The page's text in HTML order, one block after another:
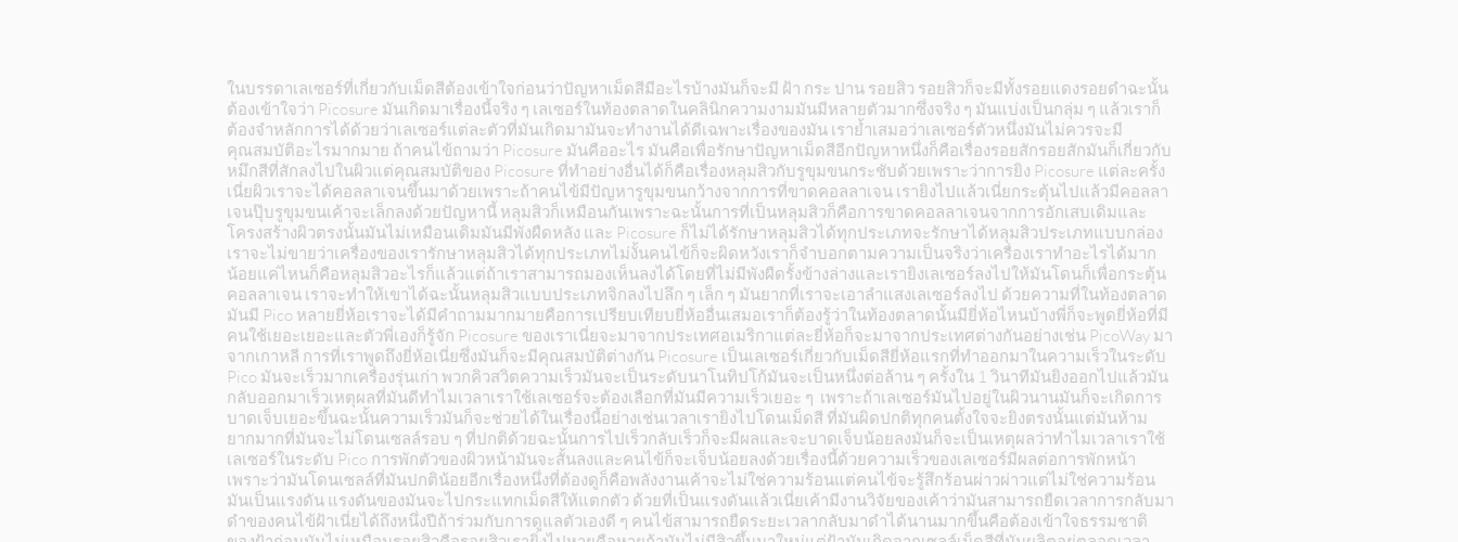
ในบรรดาเลเซอร์ที่เกี่ยวกับเม็ดสีต้องเข้าใจก่อนว่าปัญหาเม็ดสีมีอะไรบ้างมันก็จะมี ฝ้า กระ ปาน รอยสิว รอยสิวก็จะมีทั้งรอยแดงรอยดำฉะนั้น
ต้องเข้าใจว่า Picosure มันเกิดมาเรื่องนี้จริง ๆ เลเซอร์ในท้องตลาดในคลินิกความงามมันมีหลายตัวมากซึ่งจริง ๆ มันแบ่งเป็นกลุ่ม ๆ แล้วเราก็
ต้องจำหลักการได้ด้วยว่าเลเซอร์แต่ละตัวที่มันเกิดมามันจะทำงานได้ดีเฉพาะเรื่องของมัน เราย้ำเสมอว่าเลเซอร์ตัวหนึ่งมันไม่ควรจะมี
คุณสมบัติอะไรมากมาย ถ้าคนไข้ถามว่า Picosure มันคืออะไร มันคือเพื่อรักษาปัญหาเม็ดสีอีกปัญหาหนึ่งก็คือเรื่องรอยสักรอยสักมันก็เกี่ยวกับ
หมึกสีที่สักลงไปในผิวแต่คุณสมบัติของ Picosure ที่ทำอย่างอื่นได้ก็คือเรื่องหลุมสิวกับรูขุมขนกระชับด้วยเพราะว่าการยิง Picosure แต่ละครั้ง
เนี่ยผิวเราจะได้คอลลาเจนขึ้นมาด้วยเพราะถ้าคนไข้มีปัญหารูขุมขนกว้างจากการที่ขาดคอลลาเจน เรายิงไปแล้วเนี่ยกระตุ้นไปแล้วมีคอลลา
เจนปุ๊บรูขุมขนเค้าจะเล็กลงด้วยปัญหานี้ หลุมสิวก็เหมือนกันเพราะฉะนั้นการที่เป็นหลุมสิวก็คือการขาดคอลลาเจนจากการอักเสบเดิมและ
โครงสร้างผิวตรงนั้นมันไม่เหมือนเดิมมันมีพังผืดหลัง และ Picosure ก็ไม่ได้รักษาหลุมสิวได้ทุกประเภทจะรักษาได้หลุมสิวประเภทแบบกล่อง
เราจะไม่ขายว่าเครื่องของเรารักษาหลุมสิวได้ทุกประเภทไม่งั้นคนไข้ก็จะผิดหวังเราก็จำบอกตามความเป็นจริงว่าเครื่องเราทำอะไรได้มาก
น้อยแค่ไหนก็คือหลุมสิวอะไรก็แล้วแต่ถ้าเราสามารถมองเห็นลงได้โดยที่ไม่มีพังผืดรั้งข้างล่างและเรายิงเลเซอร์ลงไปให้มันโดนก็เพื่อกระตุ้น
คอลลาเจน เราจะทำให้เขาได้ฉะนั้นหลุมสิวแบบประเภทจิกลงไปลึก ๆ เล็ก ๆ มันยากที่เราจะเอาลำแสงเลเซอร์ลงไป ด้วยความที่ในท้องตลาด
มันมี Pico หลายยี่ห้อเราจะได้มีคำถามมากมายคือการเปรียบเทียบยี่ห้ออื่นเสมอเราก็ต้องรู้ว่าในท้องตลาดนั้นมียี่ห้อไหนบ้างพี่ก็จะพูดยี่ห้อที่มี
คนใช้เยอะเยอะและตัวพี่เองก็รู้จัก Picosure ของเราเนี่ยจะมาจากประเทศอเมริกาแต่ละยี่ห้อก็จะมาจากประเทศต่างกันอย่างเช่น PicoWay มา
จากเกาหลี การที่เราพูดถึงยี่ห้อเนี่ยซึ่งมันก็จะมีคุณสมบัติต่างกัน Picosure เป็นเลเซอร์เกี่ยวกับเม็ดสียี่ห้อแรกที่ทำออกมาในความเร็วในระดับ
Pico มันจะเร็วมากเครื่องรุ่นเก่า พวกคิวสวิตความเร็วมันจะเป็นระดับนาโนทิปโก้มันจะเป็นหนึ่งต่อล้าน ๆ ครั้งใน 1 วินาทีมันยิงออกไปแล้วมัน
กลับออกมาเร็วเหตุผลที่มันดีทำไมเวลาเราใช้เลเซอร์จะต้องเลือกที่มันมีความเร็วเยอะ ๆ เพราะถ้าเลเซอร์มันไปอยู่ในผิวนานมันก็จะเกิดการ
บาดเจ็บเยอะขึ้นฉะนั้นความเร็วมันก็จะช่วยได้ในเรื่องนี้อย่างเช่นเวลาเรายิงไปโดนเม็ดสี ที่มันผิดปกติทุกคนตั้งใจจะยิงตรงนั้นแต่มันห้าม
ยากมากที่มันจะไม่โดนเซลล์รอบ ๆ ที่ปกติด้วยฉะนั้นการไปเร็วกลับเร็วก็จะมีผลและจะบาดเจ็บน้อยลงมันก็จะเป็นเหตุผลว่าทำไมเวลาเราใช้
เลเซอร์ในระดับ Pico การพักตัวของผิวหน้ามันจะสั้นลงและคนไข้ก็จะเจ็บน้อยลงด้วยเรื่องนี้ด้วยความเร็วของเลเซอร์มีผลต่อการพักหน้า
เพราะว่ามันโดนเซลล์ที่มันปกติน้อยอีกเรื่องหนึ่งที่ต้องดูก็คือพลังงานเค้าจะไม่ใช่ความร้อนแต่คนไข้จะรู้สึกร้อนผ่าวผ่าวแต่ไม่ใช่ความร้อน
มันเป็นแรงดัน แรงดันของมันจะไปกระแทกเม็ดสีให้แตกตัว ด้วยที่เป็นแรงดันแล้วเนี่ยเค้ามีงานวิจัยของเค้าว่ามันสามารถยืดเวลาการกลับมา
ดำของคนไข้ฝ้าเนี่ยได้ถึงหนึ่งปีถ้าร่วมกับการดูแลตัวเองดี ๆ คนไข้สามารถยืดระยะเวลากลับมาดำได้นานมากขึ้นคือต้องเข้าใจธรรมชาติ